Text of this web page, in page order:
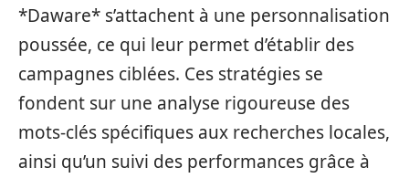
*Daware* s’attachent à une personnalisation
poussée, ce qui leur permet d’établir des
campagnes ciblées. Ces stratégies se
fondent sur une analyse rigoureuse des
mots-clés spécifiques aux recherches locales,
ainsi qu’un suivi des performances grâce à